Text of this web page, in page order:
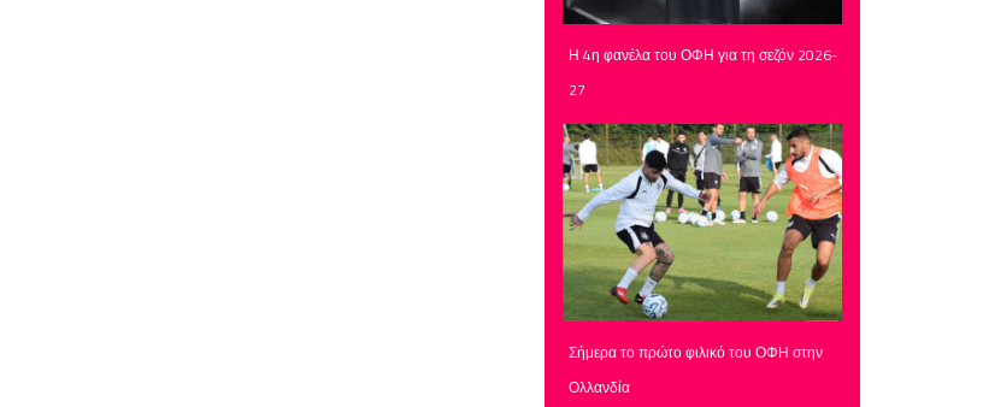
Η 4η φανέλα του ΟΦΗ για τη σεζόν 2026-
27
Σήμερα το πρώτο φιλικό του ΟΦΗ στην
Ολλανδία